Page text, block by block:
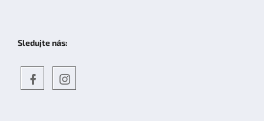
Sledujte nás: